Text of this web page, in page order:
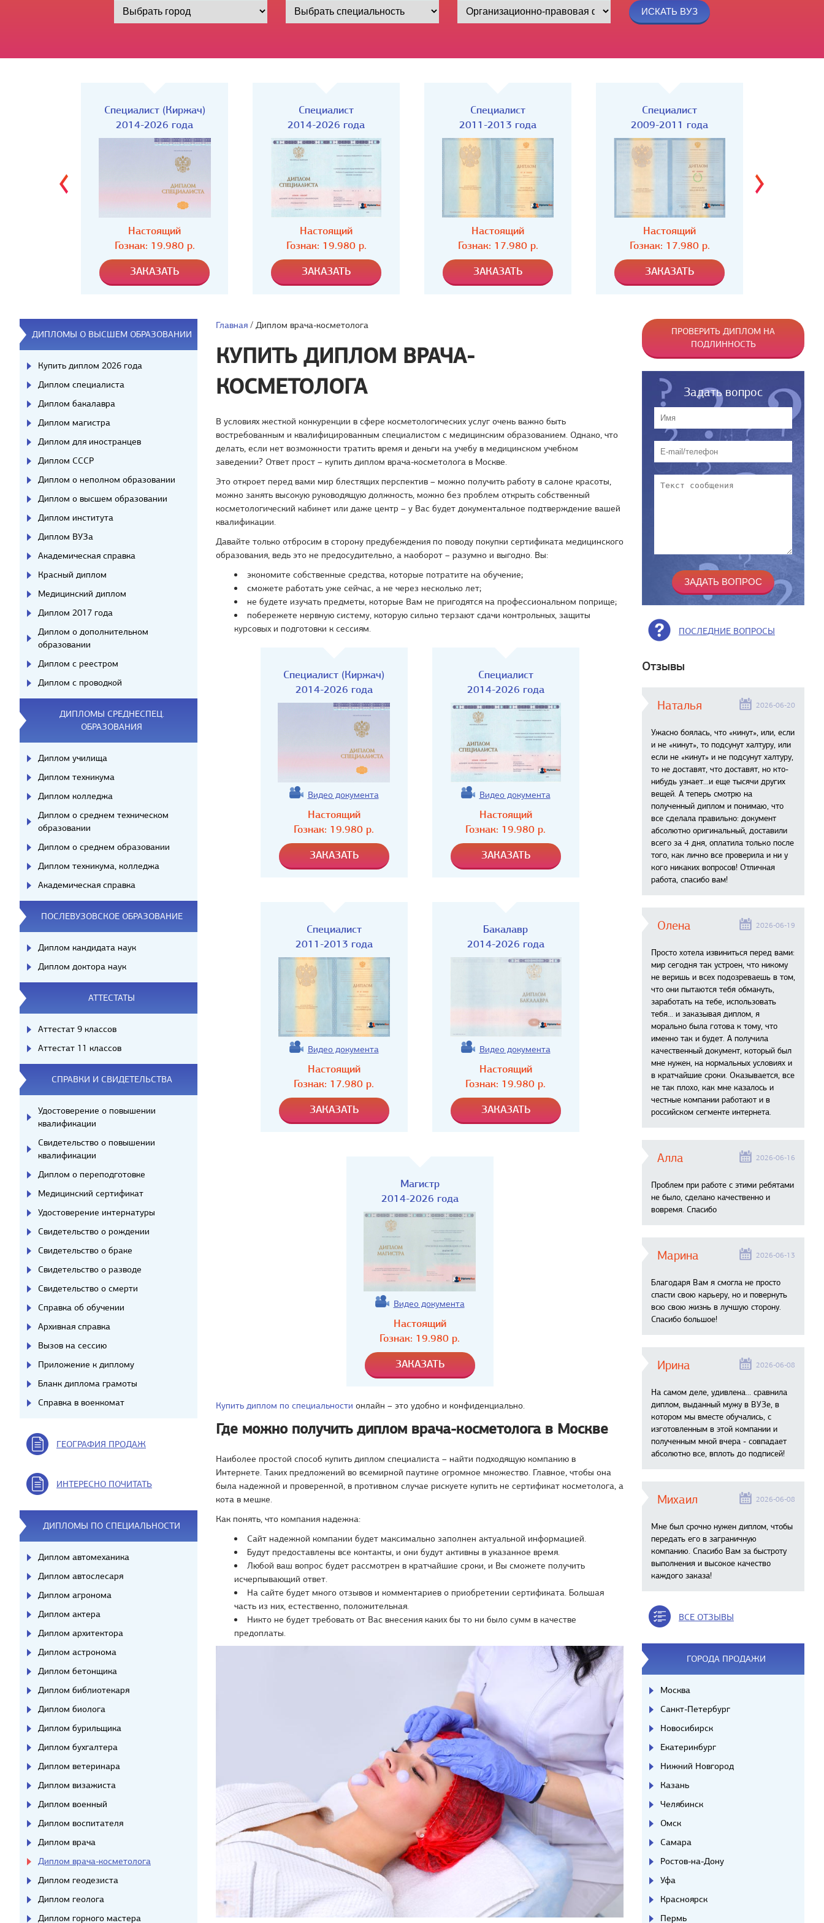
Специалист
2014-2026 года
Настоящий
Гознак: 19.980 р.
Специалист
2011-2013 года
Настоящий
Гознак: 17.980 р.
Специалист
2009-2011 года
Настоящий
Гознак: 17.980 р.
Специалист
2004-2008 года
Настоящий
Гознак: 16.980 р.
Главная / Диплом врача-косметолога
КУПИТЬ ДИПЛОМ ВРАЧА-
КОСМЕТОЛОГА
В условиях жесткой конкуренции в сфере косметологических услуг очень важно быть
востребованным и квалифицированным специалистом с медицинским образованием. Однако, что
делать, если нет возможности тратить время и деньги на учебу в медицинском учебном
заведении? Ответ прост – купить диплом врача-косметолога в Москве.
Это откроет перед вами мир блестящих перспектив – можно получить работу в салоне красоты,
можно занять высокую руководящую должность, можно без проблем открыть собственный
косметологический кабинет или даже центр – у Вас будет документальное подтверждение вашей
квалификации.
Давайте только отбросим в сторону предубеждения по поводу покупки сертификата медицинского
образования, ведь это не предосудительно, а наоборот – разумно и выгодно. Вы:
экономите собственные средства, которые потратите на обучение;
сможете работать уже сейчас, а не через несколько лет;
не будете изучать предметы, которые Вам не пригодятся на профессиональном поприще;
побережете нервную систему, которую сильно терзают сдачи контрольных, защиты
курсовых и подготовки к сессиям.
Специалист (Киржач)
2014-2026 года
Видео документа
Настоящий
Гознак: 19.980 р.
Специалист
2014-2026 года
Видео документа
Настоящий
Гознак: 19.980 р.
Специалист
2011-2013 года
Видео документа
Настоящий
Гознак: 17.980 р.
Бакалавр
2014-2026 года
Видео документа
Настоящий
Гознак: 19.980 р.
Магистр
2014-2026 года
Видео документа
Настоящий
Гознак: 19.980 р.
Купить диплом по специальности онлайн – это удобно и конфиденциально.
Где можно получить диплом врача-косметолога в Москве
Наиболее простой способ купить диплом специалиста – найти подходящую компанию в
Интернете. Таких предложений во всемирной паутине огромное множество. Главное, чтобы она
была надежной и проверенной, в противном случае рискуете купить не сертификат косметолога, а
кота в мешке.
Как понять, что компания надежна:
Сайт надежной компании будет максимально заполнен актуальной информацией.
Будут предоставлены все контакты, и они будут активны в указанное время.
Любой ваш вопрос будет рассмотрен в кратчайшие сроки, и Вы сможете получить
исчерпывающий ответ.
На сайте будет много отзывов и комментариев о приобретении сертификата. Большая
часть из них, естественно, положительная.
Никто не будет требовать от Вас внесения каких бы то ни было сумм в качестве
предоплаты.
ДИПЛОМЫ О ВЫСШЕМ ОБРАЗОВАНИИ
Купить диплом 2026 года
Диплом специалиста
Диплом бакалавра
Диплом магистра
Диплом для иностранцев
Диплом СССР
Диплом о неполном образовании
Диплом о высшем образовании
Диплом института
Диплом ВУЗа
Академическая справка
Красный диплом
Медицинский диплом
Диплом 2017 года
Диплом о дополнительном
образовании
Диплом с реестром
Диплом с проводкой
ДИПЛОМЫ СРЕДНЕСПЕЦ.
ОБРАЗОВАНИЯ
Диплом училища
Диплом техникума
Диплом колледжа
Диплом о среднем техническом
образовании
Диплом о среднем образовании
Диплом техникума, колледжа
Академическая справка
ПОСЛЕВУЗОВСКОЕ ОБРАЗОВАНИЕ
Диплом кандидата наук
Диплом доктора наук
АТТЕСТАТЫ
Аттестат 9 классов
Аттестат 11 классов
СПРАВКИ И СВИДЕТЕЛЬСТВА
Удостоверение о повышении
квалификации
Свидетельство о повышении
квалификации
Диплом о переподготовке
Медицинский сертификат
Удостоверение интернатуры
Свидетельство о рождении
Свидетельство о браке
Свидетельство о разводе
Свидетельство о смерти
Справка об обучении
Архивная справка
Вызов на сессию
Приложение к диплому
Бланк диплома грамоты
Справка в военкомат
ГЕОГРАФИЯ ПРОДАЖ
ИНТЕРЕСНО ПОЧИТАТЬ
ДИПЛОМЫ ПО СПЕЦИАЛЬНОСТИ
Диплом автомеханика
Диплом автослесаря
Диплом агронома
Диплом актера
Диплом архитектора
Диплом астронома
Диплом бетонщика
Диплом библиотекаря
Диплом биолога
Диплом бурильщика
Диплом бухгалтера
Диплом ветеринара
Диплом визажиста
Диплом военный
Диплом воспитателя
Диплом врача
Диплом врача-косметолога
Диплом геодезиста
Диплом геолога
Диплом горного мастера
ПРОВЕРИТЬ ДИПЛОМ НА
ПОДЛИННОСТЬ
Задать вопрос
ПОСЛЕДНИЕ ВОПРОСЫ
Отзывы
Наталья 2026-06-20
Ужасно боялась, что «кинут», или, если
и не «кинут», то подсунут халтуру, или
если не «кинут» и не подсунут халтуру,
то не доставят, что доставят, но кто-
нибудь узнает...и еще тысячи других
вещей. А теперь смотрю на
полученный диплом и понимаю, что
все сделала правильно: документ
абсолютно оригинальный, доставили
всего за 4 дня, оплатила только после
того, как лично все проверила и ни у
кого никаких вопросов! Отличная
работа, спасибо вам!
Олена 2026-06-19
Просто хотела извиниться перед вами:
мир сегодня так устроен, что никому
не веришь и всех подозреваешь в том,
что они пытаются тебя обмануть,
заработать на тебе, использовать
тебя... и заказывая диплом, я
морально была готова к тому, что
именно так и будет. А получила
качественный документ, который был
мне нужен, на нормальных условиях и
в кратчайшие сроки. Оказывается, все
не так плохо, как мне казалось и
честные компании работают и в
российском сегменте интернета.
Алла 2026-06-16
Проблем при работе с этими ребятами
не было, сделано качественно и
вовремя. Спасибо
Марина 2026-06-13
Благодаря Вам я смогла не просто
спасти свою карьеру, но и повернуть
всю свою жизнь в лучшую сторону.
Спасибо большое!
Ирина 2026-06-08
На самом деле, удивлена… сравнила
диплом, выданный мужу в ВУЗе, в
котором мы вместе обучались, с
изготовленным в этой компании и
полученным мной вчера - совпадает
абсолютно все, вплоть до подписей!
Михаил 2026-06-08
Мне был срочно нужен диплом, чтобы
передать его в заграничную
компанию. Спасибо Вам за быстроту
выполнения и высокое качество
каждого заказа!
ВСЕ ОТЗЫВЫ
ГОРОДА ПРОДАЖИ
Москва
Санкт-Петербург
Новосибирск
Екатеринбург
Нижний Новгород
Казань
Челябинск
Омск
Самара
Ростов-на-Дону
Уфа
Красноярск
Пермь